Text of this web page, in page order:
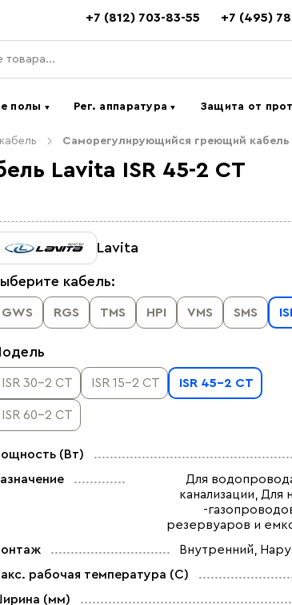
+7 (812) 703-83-55 +7 (495)
полы ▼ Рег. аппаратура▼ Защита от
Саморегулирующийся греющий кабель
Lavita ISR 45-2 CT
Lavita
кабель:
GWS RGS TMS HPI VMS SMS
ISR 30-2 CT ISR 15-2 CT ISR 45-2 CT
ISR 60-2 CT
(Вт)
Для
канализации, Для
-
резервуаров и
Внутренний,
рабочая температура (C)
(мм)